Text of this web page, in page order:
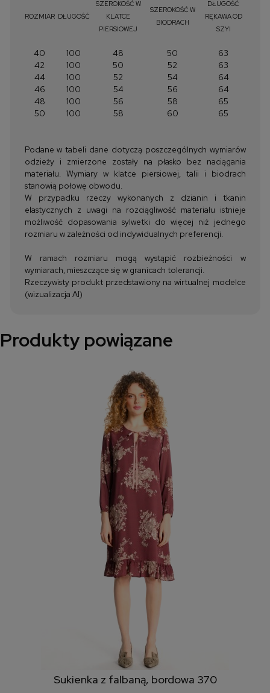
ROZMIAR DŁUGOŚĆ
SZEROKOŚĆ W
KLATCE
PIERSIOWEJ
SZEROKOŚĆ W
BIODRACH
DŁUGOŚĆ
RĘKAWA OD
SZYI
40 100 48 50
63
42
100 50 52
63
44
100 52 54
64
46
100 54 56
64
48
100 56 58
65
50
100 58 60 65
Podane w tabeli dane dotyczą poszczególnych wymiarów
odzieży i zmierzone zostały na płasko bez naciągania
materiału. Wymiary w klatce piersiowej, talii i biodrach
stanowią połowę obwodu.
W przypadku rzeczy wykonanych z dzianin i tkanin
elastycznych z uwagi na rozciągliwość materiału istnieje
możliwość dopasowania sylwetki do więcej niż jednego
rozmiaru w zależności od indywidualnych preferencji.
W ramach rozmiaru mogą wystąpić rozbieżności w
wymiarach, mieszczące się w granicach tolerancji.
Rzeczywisty produkt przedstawiony na wirtualnej modelce
(wizualizacja AI)
Produkty powiązane
Sukienka z falbaną, bordowa 370